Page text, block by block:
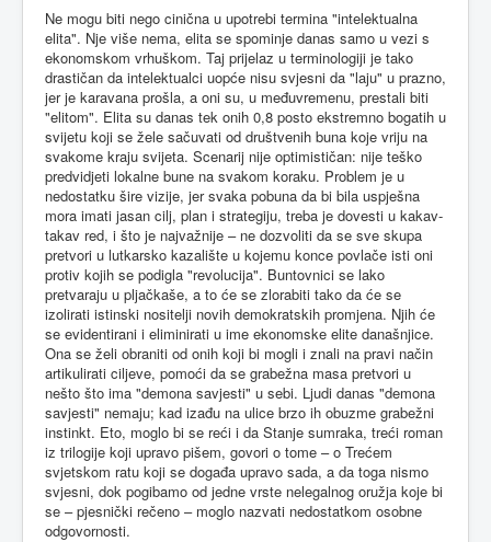
Ne mogu biti nego cinična u upotrebi termina "intelektualna
elita". Nje više nema, elita se spominje danas samo u vezi s
ekonomskom vrhuškom. Taj prijelaz u terminologiji je tako
drastičan da intelektualci uopće nisu svjesni da "laju" u prazno,
jer je karavana prošla, a oni su, u međuvremenu, prestali biti
"elitom". Elita su danas tek onih 0,8 posto ekstremno bogatih u
svijetu koji se žele sačuvati od društvenih buna koje vriju na
svakome kraju svijeta. Scenarij nije optimističan: nije teško
predvidjeti lokalne bune na svakom koraku. Problem je u
nedostatku šire vizije, jer svaka pobuna da bi bila uspješna
mora imati jasan cilj, plan i strategiju, treba je dovesti u kakav-
takav red, i što je najvažnije – ne dozvoliti da se sve skupa
pretvori u lutkarsko kazalište u kojemu konce povlače isti oni
protiv kojih se podigla "revolucija". Buntovnici se lako
pretvaraju u pljačkaše, a to će se zlorabiti tako da će se
izolirati istinski nositelji novih demokratskih promjena. Njih će
se evidentirani i eliminirati u ime ekonomske elite današnjice.
Ona se želi obraniti od onih koji bi mogli i znali na pravi način
artikulirati ciljeve, pomoći da se grabežna masa pretvori u
nešto što ima "demona savjesti" u sebi. Ljudi danas "demona
savjesti" nemaju; kad izađu na ulice brzo ih obuzme grabežni
instinkt. Eto, moglo bi se reći i da Stanje sumraka, treći roman
iz trilogije koji upravo pišem, govori o tome – o Trećem
svjetskom ratu koji se događa upravo sada, a da toga nismo
svjesni, dok pogibamo od jedne vrste nelegalnog oružja koje bi
se – pjesnički rečeno – moglo nazvati nedostatkom osobne
odgovornosti.